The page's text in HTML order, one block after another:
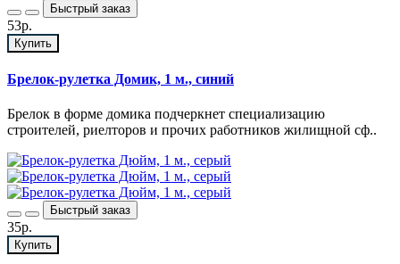
Быстрый заказ
53р.
Купить
Брелок-рулетка Домик, 1 м., синий
Брелок в форме домика подчеркнет специализацию
строителей, риелторов и прочих работников жилищной сф..
Быстрый заказ
35р.
Купить